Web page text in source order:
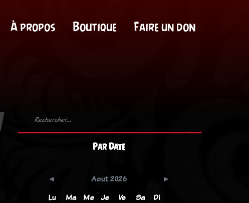
À propos Boutique Faire un don
Par Date
Aout 2026
Lu
Ma Me Je Ve Sa
Di